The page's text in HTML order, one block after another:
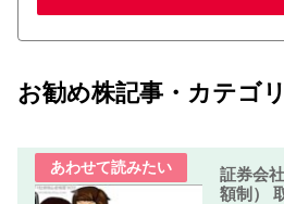
お勧め株記事・カテゴリ
証券会
額制）